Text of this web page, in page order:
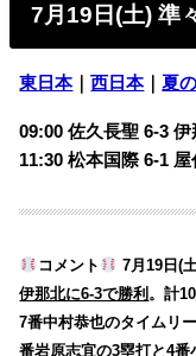
7月19日(土) 準
東日本｜西日本｜夏
09:00 佐久長聖 6-3
11:30 松本国際 6-1 屋
コメント 7月19日(
伊那北に6-3で勝利 。計
7番中村恭也のタイムリ
番岩原志宜の3塁打と4